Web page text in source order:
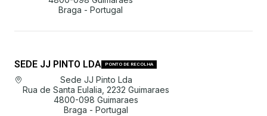
Braga - Portugal
SEDE JJ PINTO LDA PONTO DE RECOLHA
Sede JJ Pinto Lda
Rua de Santa Eulalia, 2232 Guimaraes
4800-098 Guimaraes
Braga - Portugal